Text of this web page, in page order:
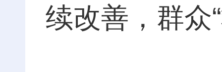
续改善，群众